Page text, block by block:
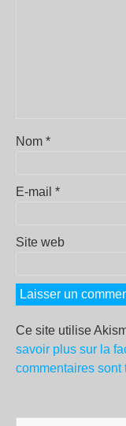
Nom *
E-mail *
Site web
Ce site utilise
savoir plus sur la
commentaires sont